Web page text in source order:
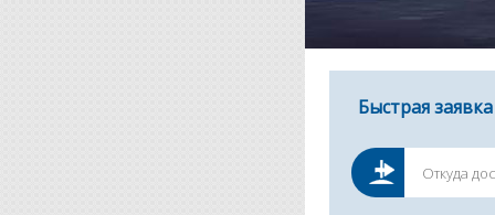
Быстрая заявка